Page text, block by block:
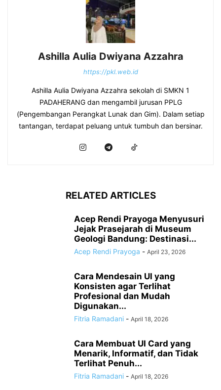
Ashilla Aulia Dwiyana Azzahra
https://pkl.web.id
Ashilla Aulia Dwiyana Azzahra sekolah di SMKN 1
PADAHERANG dan mengambil jurusan PPLG
(Pengembangan Perangkat Lunak dan Gim). Dalam setiap
tantangan, terdapat peluang untuk tumbuh dan bersinar.
RELATED ARTICLES
Acep Rendi Prayoga Menyusuri
Jejak Prasejarah di Museum
Geologi Bandung: Destinasi...
Acep Rendi Prayoga - April 23, 2026
Cara Mendesain UI yang
Konsisten agar Terlihat
Profesional dan Mudah
Digunakan...
Fitria Ramadani - April 18, 2026
Cara Membuat UI Card yang
Menarik, Informatif, dan Tidak
Terlihat Penuh...
Fitria Ramadani - April 18, 2026